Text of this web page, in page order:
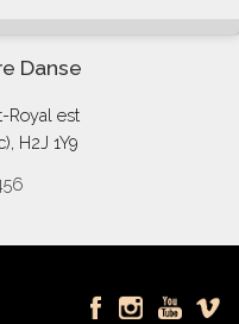
Danse
Royal est
H2J 1Y9